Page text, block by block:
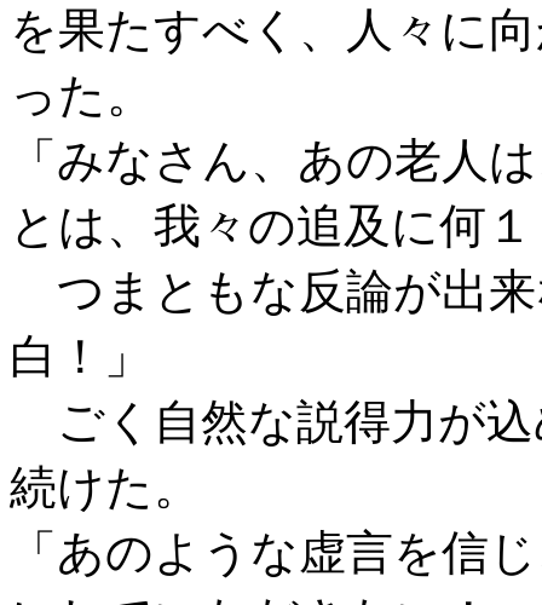
を果たすべく、人々に
った。
「みなさん、あの老人
とは、我々の追及に何１
つまともな反論が出
白！」
ごく自然な説得力が
続けた。
「あのような虚言を信